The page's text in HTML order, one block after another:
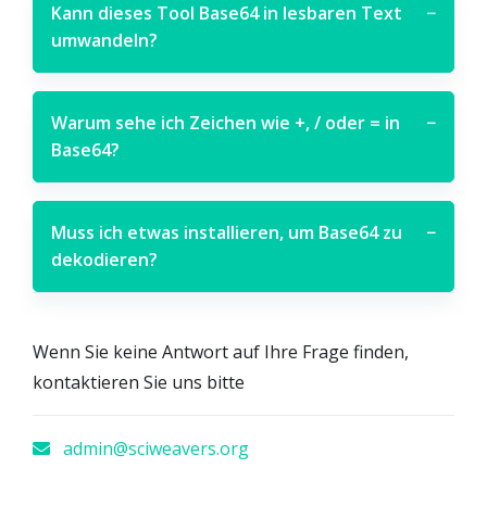
Kann dieses Tool Base64 in lesbaren Text
umwandeln?
−
Warum sehe ich Zeichen wie +, / oder = in
Base64?
−
Muss ich etwas installieren, um Base64 zu
dekodieren?
−
Wenn Sie keine Antwort auf Ihre Frage finden,
kontaktieren Sie uns bitte
admin@sciweavers.org